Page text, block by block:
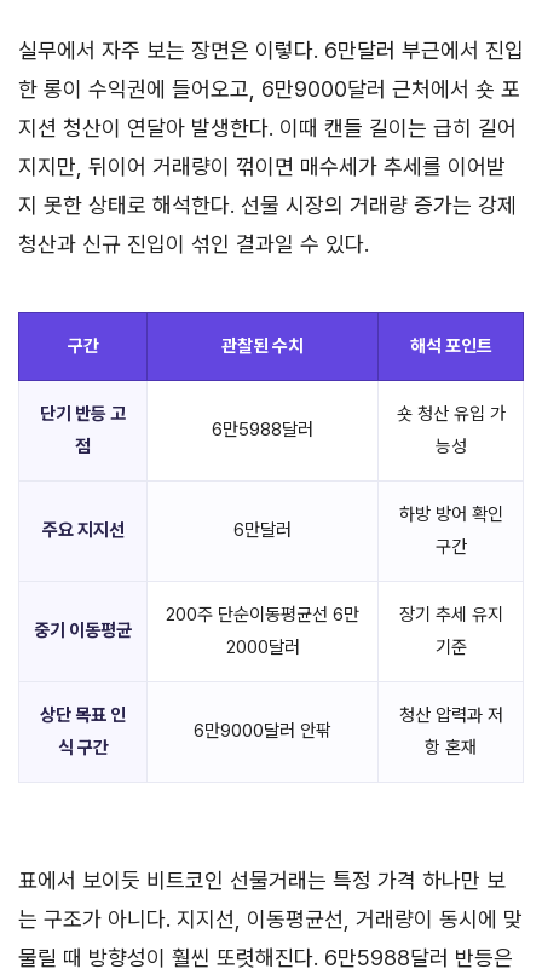
실무에서 자주 보는 장면은 이렇다. 6만달러 부근에서 진입
한 롱이 수익권에 들어오고, 6만9000달러 근처에서 숏 포
지션 청산이 연달아 발생한다. 이때 캔들 길이는 급히 길어
지지만, 뒤이어 거래량이 꺾이면 매수세가 추세를 이어받
지 못한 상태로 해석한다. 선물 시장의 거래량 증가는 강제
청산과 신규 진입이 섞인 결과일 수 있다.
구간 관찰된 수치 해석 포인트
단기 반등 고
점
6만5988달러
숏 청산 유입 가
능성
주요 지지선 6만달러
하방 방어 확인
구간
중기 이동평균
200주 단순이동평균선 6만
2000달러
장기 추세 유지
기준
상단 목표 인
식 구간
6만9000달러 안팎
청산 압력과 저
항 혼재
표에서 보이듯 비트코인 선물거래는 특정 가격 하나만 보
는 구조가 아니다. 지지선, 이동평균선, 거래량이 동시에 맞
물릴 때 방향성이 훨씬 또렷해진다. 6만5988달러 반등은